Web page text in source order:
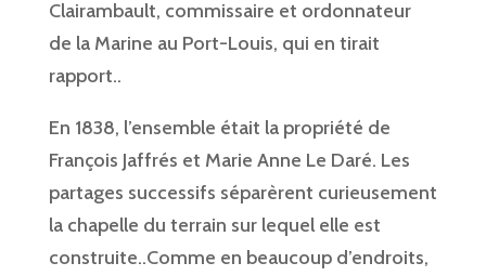
Clairambault, commissaire et ordonnateur
de la Marine au Port-Louis, qui en tirait
rapport..
En 1838, l’ensemble était la propriété de
François Jaffrés et Marie Anne Le Daré. Les
partages successifs séparèrent curieusement
la chapelle du terrain sur lequel elle est
construite..Comme en beaucoup d’endroits,